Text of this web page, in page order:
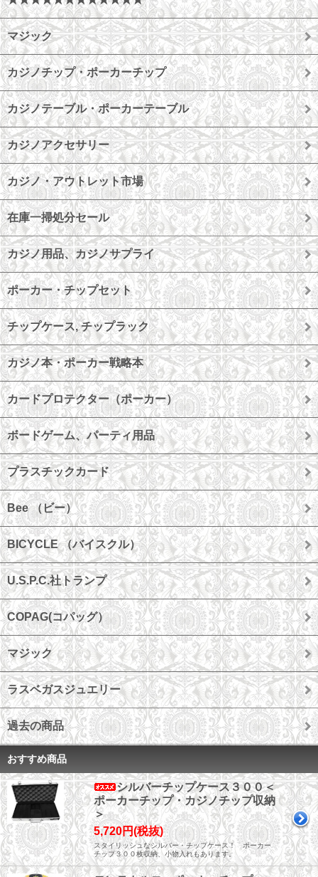
マジック
カジノチップ・ポーカーチップ
カジノテーブル・ポーカーテーブル
カジノアクセサリー
カジノ・アウトレット市場
在庫一掃処分セール
カジノ用品、カジノサプライ
ポーカー・チップセット
チップケース, チップラック
カジノ本・ポーカー戦略本
カードプロテクター（ポーカー）
ボードゲーム、パーティ用品
プラスチックカード
Bee （ビー）
BICYCLE （バイスクル）
U.S.P.C.社トランプ
COPAG(コパッグ）
マジック
ラスベガスジュエリー
過去の商品
おすすめ商品
シルバーチップケース３００＜
ポーカーチップ・カジノチップ収納
＞
5,720円(税抜)
スタイリッシュなシルバー・チップケース！ ポーカー
チップ３００枚収納、小物入れもあります。